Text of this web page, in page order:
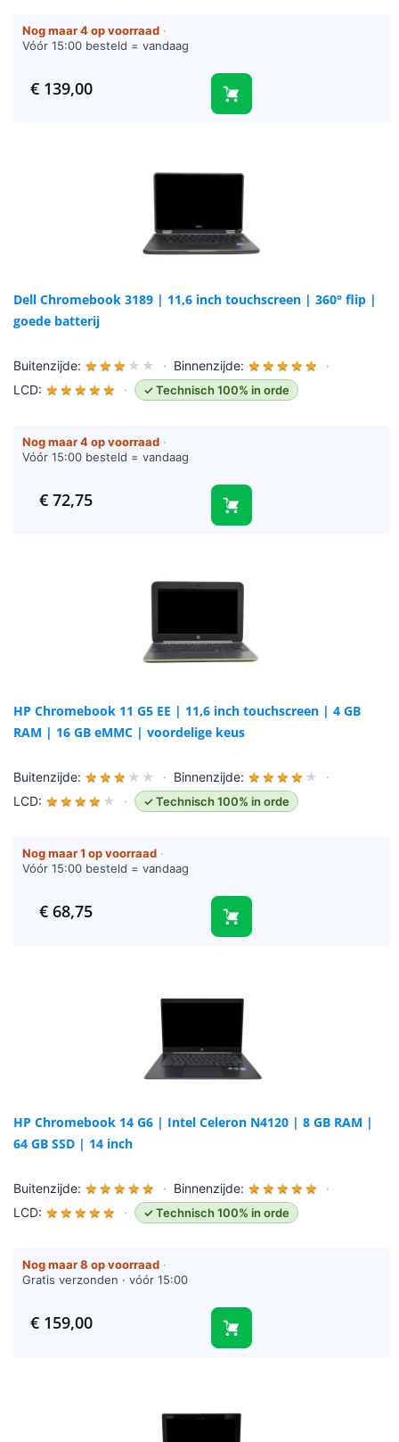
Nog maar 4 op voorraad ·
Vóór 15:00 besteld = vandaag
€139,00
Dell Chromebook 3189 | 11,6 inch touchscreen | 360° flip |
goede batterij
Buitenzijde: ★ ★ ★ ★ ★ · Binnenzijde: ★ ★ ★ ★ ★
·
LCD: ★ ★ ★ ★ ★ · ✓ Technisch 100% in orde
Nog maar 4 op voorraad ·
Vóór 15:00 besteld = vandaag
€72,75
HP Chromebook 11 G5 EE | 11,6 inch touchscreen | 4 GB
RAM | 16 GB eMMC | voordelige keus
Buitenzijde: ★ ★ ★ ★ ★ · Binnenzijde: ★ ★ ★ ★ ★
·
LCD: ★ ★ ★ ★ ★ · ✓ Technisch 100% in orde
Nog maar 1 op voorraad ·
Vóór 15:00 besteld = vandaag
€68,75
HP Chromebook 14 G6 | Intel Celeron N4120 | 8 GB RAM |
64 GB SSD | 14 inch
Buitenzijde: ★ ★ ★ ★ ★ · Binnenzijde: ★ ★ ★ ★ ★
·
LCD: ★ ★ ★ ★ ★ · ✓ Technisch 100% in orde
Nog maar 8 op voorraad ·
Gratis verzonden · vóór 15:00
€159,00